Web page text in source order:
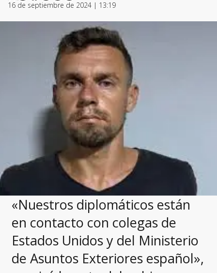
16 de septiembre de 2024 | 13:19
«Nuestros diplomáticos están
en contacto con colegas de
Estados Unidos y del Ministerio
de Asuntos Exteriores español»,